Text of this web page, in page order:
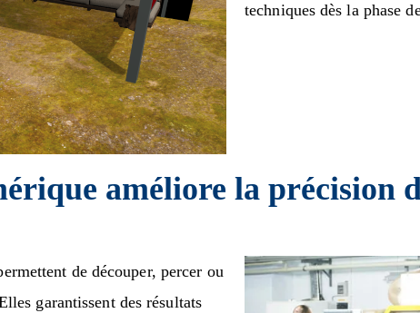
techniques dès la phase
améliore la précision
de découper, percer ou
garantissent des résultats